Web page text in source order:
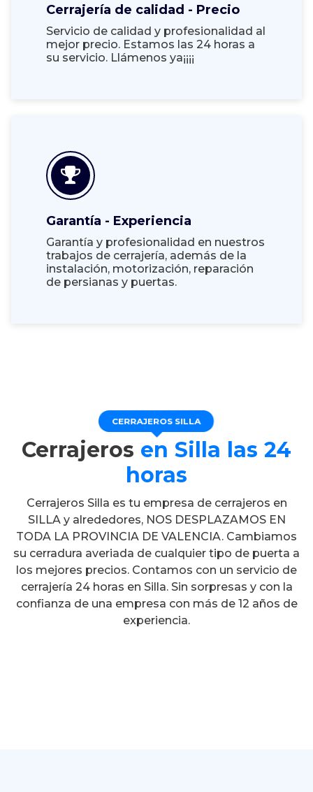
Cerrajería de calidad - Precio
Servicio de calidad y profesionalidad al
mejor precio. Estamos las 24 horas a
su servicio. Llámenos ya¡¡¡¡
Garantía - Experiencia
Garantía y profesionalidad en nuestros
trabajos de cerrajería, además de la
instalación, motorización, reparación
de persianas y puertas.
Cerrajeros en Silla las 24
horas
Cerrajeros Silla es tu empresa de cerrajeros en
SILLA y alrededores, NOS DESPLAZAMOS EN
TODA LA PROVINCIA DE VALENCIA. Cambiamos
su cerradura averiada de cualquier tipo de puerta a
los mejores precios. Contamos con un servicio de
cerrajería 24 horas en Silla. Sin sorpresas y con la
confianza de una empresa con más de 12 años de
experiencia.